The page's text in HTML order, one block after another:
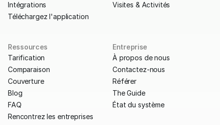
Intégrations
Téléchargez l'application
Visites & Activités
Ressources
Tarification
Rencontrez les entreprises
Comparaison
Couverture
Blog
FAQ
Entreprise
À propos de nous
Contactez-nous
Référer
The Guide
État du système